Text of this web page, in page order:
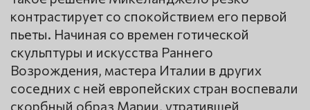
контрастирует со спокойствием его первой
пьеты. Начиная со времен готической
скульптуры и искусства Раннего
Возрождения, мастера Италии в других
соседних с ней европейских стран воспевали
скорбный образ Марии, утратившей